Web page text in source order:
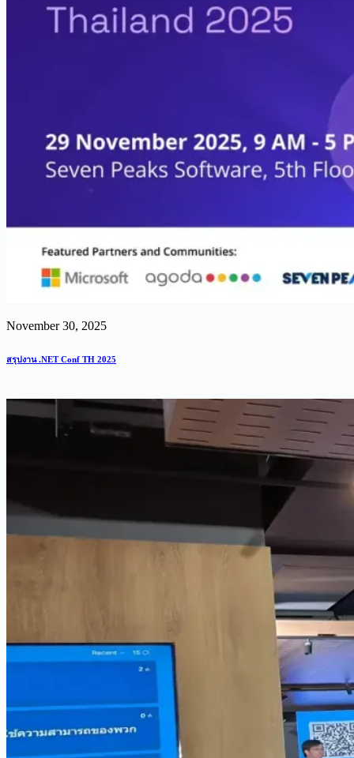
November 30, 2025
สรุปงาน .NET Conf TH 2025